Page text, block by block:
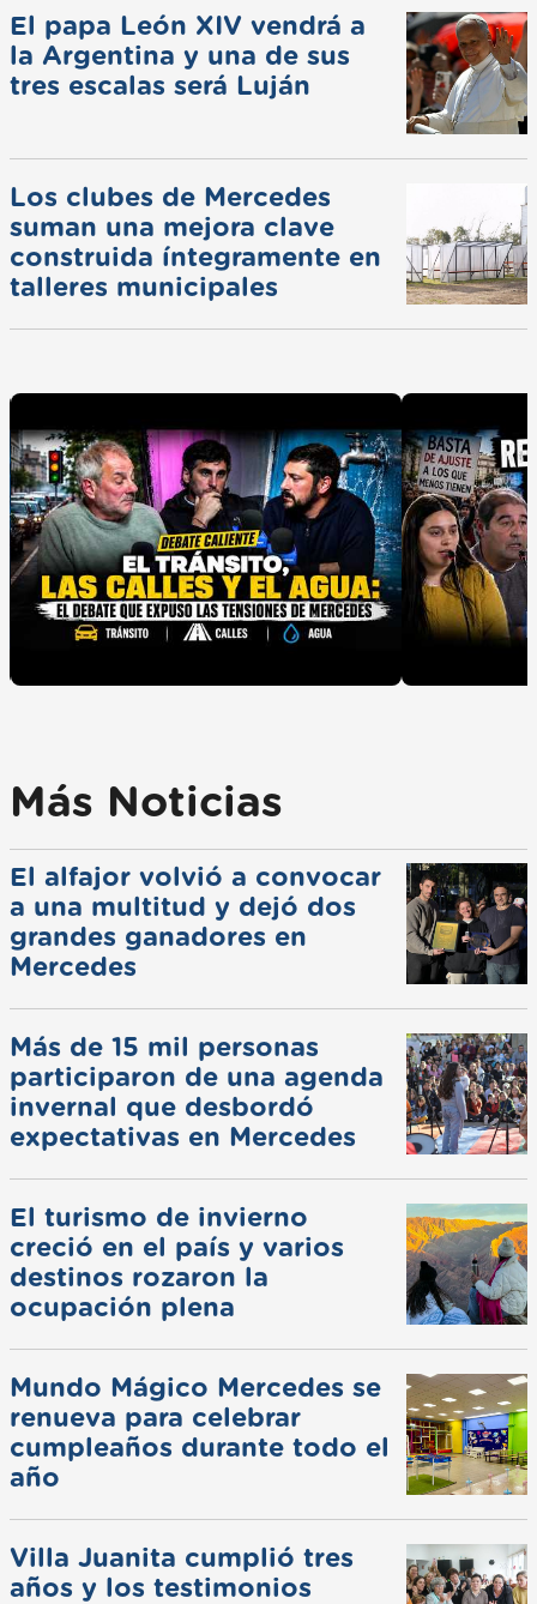
El papa León XIV vendrá a
la Argentina y una de sus
tres escalas será Luján
Los clubes de Mercedes
suman una mejora clave
construida íntegramente en
talleres municipales
Más Noticias
El alfajor volvió a convocar
a una multitud y dejó dos
grandes ganadores en
Mercedes
Más de 15 mil personas
participaron de una agenda
invernal que desbordó
expectativas en Mercedes
El turismo de invierno
creció en el país y varios
destinos rozaron la
ocupación plena
Mundo Mágico Mercedes se
renueva para celebrar
cumpleaños durante todo el
año
Villa Juanita cumplió tres
años y los testimonios